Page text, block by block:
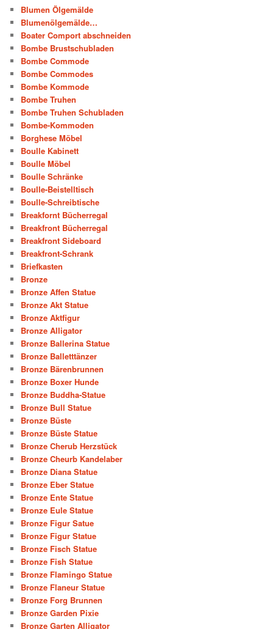
Blumen Ölgemälde
Blumenölgemälde…
Boater Comport abschneiden
Bombe Brustschubladen
Bombe Commode
Bombe Commodes
Bombe Kommode
Bombe Truhen
Bombe Truhen Schubladen
Bombe-Kommoden
Borghese Möbel
Boulle Kabinett
Boulle Möbel
Boulle Schränke
Boulle-Beistelltisch
Boulle-Schreibtische
Breakfornt Bücherregal
Breakfront Bücherregal
Breakfront Sideboard
Breakfront-Schrank
Briefkasten
Bronze
Bronze Affen Statue
Bronze Akt Statue
Bronze Aktfigur
Bronze Alligator
Bronze Ballerina Statue
Bronze Balletttänzer
Bronze Bärenbrunnen
Bronze Boxer Hunde
Bronze Buddha-Statue
Bronze Bull Statue
Bronze Büste
Bronze Büste Statue
Bronze Cherub Herzstück
Bronze Cheurb Kandelaber
Bronze Diana Statue
Bronze Eber Statue
Bronze Ente Statue
Bronze Eule Statue
Bronze Figur Satue
Bronze Figur Statue
Bronze Fisch Statue
Bronze Fish Statue
Bronze Flamingo Statue
Bronze Flaneur Statue
Bronze Forg Brunnen
Bronze Garden Pixie
Bronze Garten Alligator